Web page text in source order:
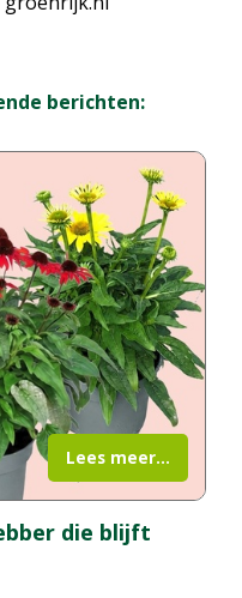
berichten:
die blijft
Lees meer...